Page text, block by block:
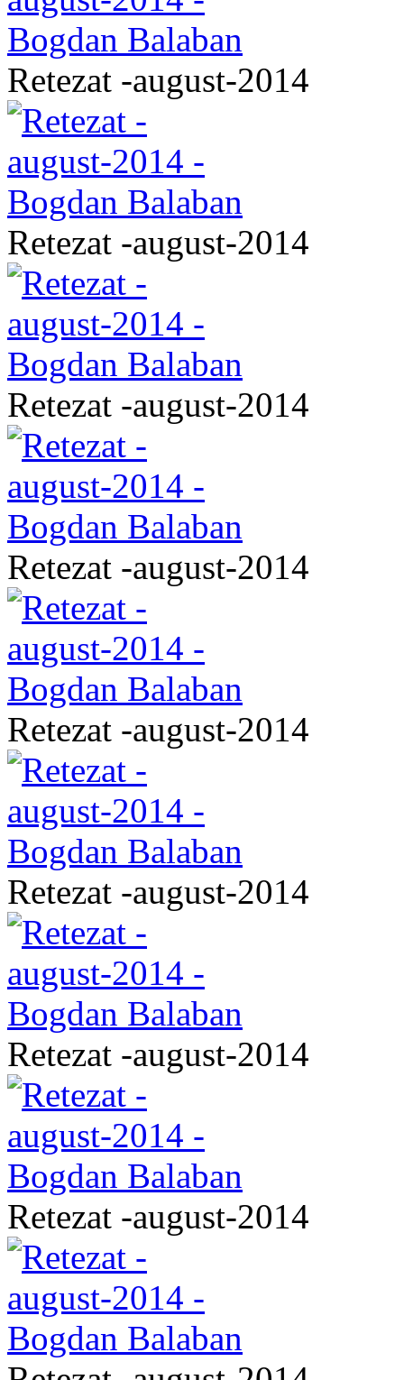
Retezat -august-2014
Retezat -august-2014
Retezat -august-2014
Retezat -august-2014
Retezat -august-2014
Retezat -august-2014
Retezat -august-2014
Retezat -august-2014